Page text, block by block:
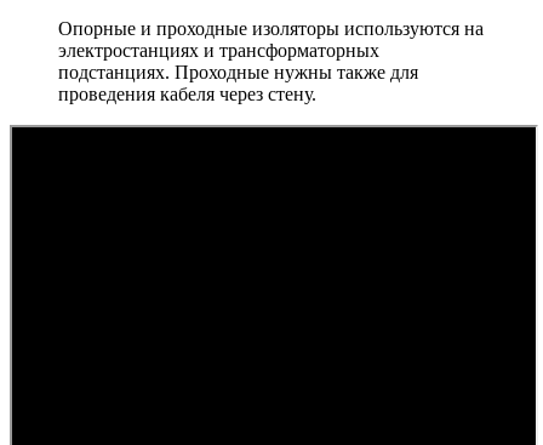
Опорные и проходные изоляторы используются на
электростанциях и трансформаторных
подстанциях. Проходные нужны также для
проведения кабеля через стену.